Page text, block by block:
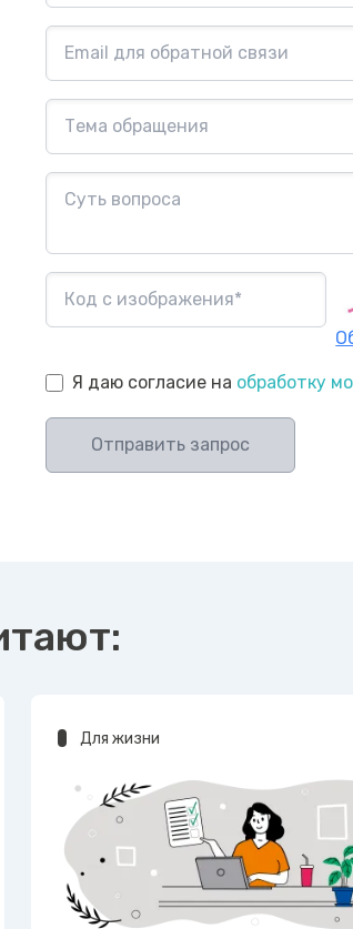
Я даю согласие на обработку
Отправить запрос
Для жизни